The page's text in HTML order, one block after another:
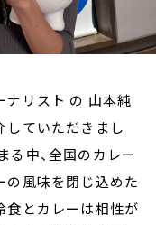
ナリスト の 山本純
していただきまし
る中、全国のカレー
の風味を閉じ込めた
食とカレーは相性が